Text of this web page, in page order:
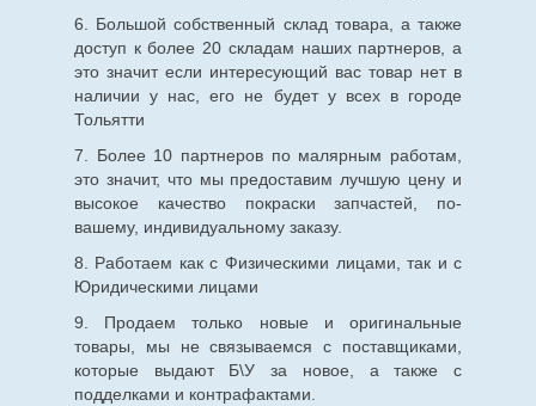
6. Большой собственный склад товара, а также
доступ к более 20 складам наших партнеров, а
это значит если интересующий вас товар нет в
наличии у нас, его не будет у всех в городе
Тольятти
7. Более 10 партнеров по малярным работам,
это значит, что мы предоставим лучшую цену и
высокое качество покраски запчастей, по-
вашему, индивидуальному заказу.
8. Работаем как с Физическими лицами, так и с
Юридическими лицами
9. Продаем только новые и оригинальные
товары, мы не связываемся с поставщиками,
которые выдают Б\У за новое, а также с
подделками и контрафактами.